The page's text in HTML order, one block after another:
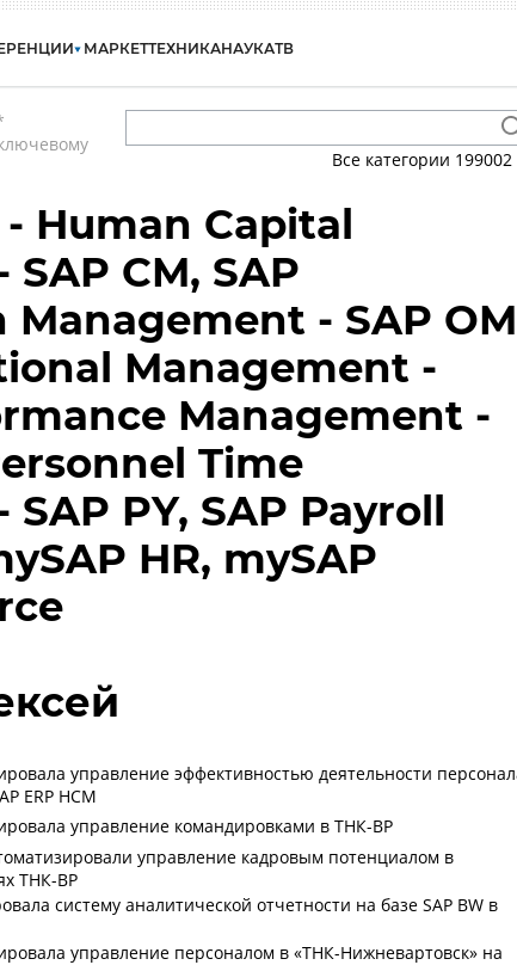
МАРКЕТТЕХНИКАНАУКАТВ
Все категории 199002
- Human Capital
CM, SAP
- SAP
Management -
Management -
Time
PY, SAP Payroll
HR, mySAP
управление эффективностью деятельности
ERP HCM
управление командировками в ТНК-ВР
управление кадровым потенциалом в
ТНК-ВР
систему аналитической отчетности на базе SAP BW в
управление персоналом в «ТНК-Нижневартовск» на